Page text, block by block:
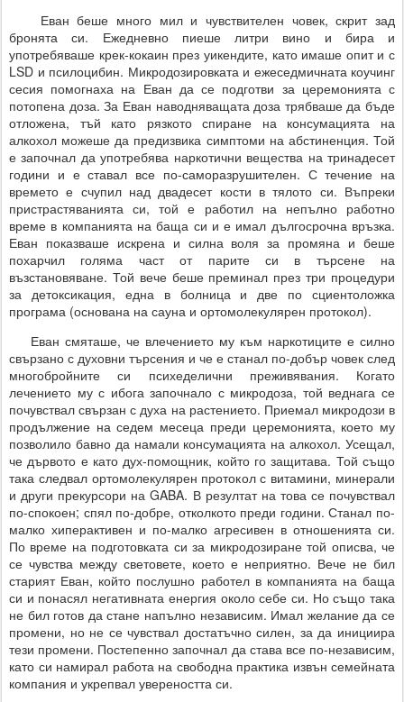
Еван беше много мил и чувствителен човек, скрит зад
бронята си. Ежедневно пиеше литри вино и бира и
употребяваше крек-кокаин през уикендите, като имаше опит и с
LSD и псилоцибин. Микродозировката и ежеседмичната коучинг
сесия помогнаха на Еван да се подготви за церемонията с
потопена доза. За Еван наводняващата доза трябваше да бъде
отложена, тъй като рязкото спиране на консумацията на
алкохол можеше да предизвика симптоми на абстиненция. Той
е започнал да употребява наркотични вещества на тринадесет
години и е ставал все по-саморазрушителен. С течение на
времето е счупил над двадесет кости в тялото си. Въпреки
пристрастяванията си, той е работил на непълно работно
време в компанията на баща си и е имал дългосрочна връзка.
Еван показваше искрена и силна воля за промяна и беше
похарчил голяма част от парите си в търсене на
възстановяване. Той вече беше преминал през три процедури
за детоксикация, една в болница и две по сциентоложка
програма (основана на сауна и ортомолекулярен протокол).
Еван смяташе, че влечението му към наркотиците е силно
свързано с духовни търсения и че е станал по-добър човек след
многобройните си психеделични преживявания. Когато
лечението му с ибога започнало с микродоза, той веднага се
почувствал свързан с духа на растението. Приемал микродози в
продължение на седем месеца преди церемонията, което му
позволило бавно да намали консумацията на алкохол. Усещал,
че дървото е като дух-помощник, който го защитава. Той също
така следвал ортомолекулярен протокол с витамини, минерали
и други прекурсори на GABA. В резултат на това се почувствал
по-спокоен; спял по-добре, отколкото преди години. Станал по-
малко хиперактивен и по-малко агресивен в отношенията си.
По време на подготовката си за микродозиране той описва, че
се чувства между световете, което е неприятно. Вече не бил
старият Еван, който послушно работел в компанията на баща
си и понасял негативната енергия около себе си. Но също така
не бил готов да стане напълно независим. Имал желание да се
промени, но не се чувствал достатъчно силен, за да инициира
тези промени. Постепенно започнал да става все по-независим,
като си намирал работа на свободна практика извън семейната
компания и укрепвал увереността си.